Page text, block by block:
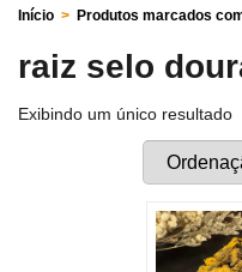
Início > Produtos marcados
raiz selo
Exibindo um único resultado